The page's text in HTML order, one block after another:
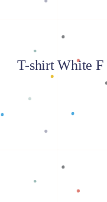
T-shirt White F